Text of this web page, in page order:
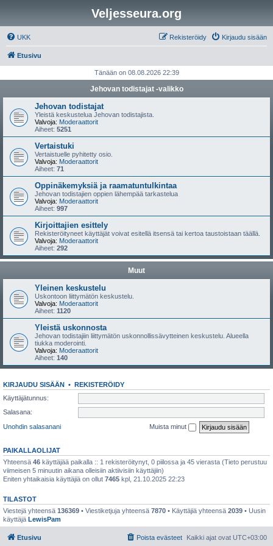
Veljesseura.org
UKK Kirjaudu sisään
Rekisteröidy
Etusivu
Tänään on 08.08.2026 22:39
Jehovan todistajat -valikko
Jehovan todistajat
Yleistä keskustelua Jehovan todistajista.
Valvoja: Moderaattorit
Aiheet: 5251
Vertaistuki
Vertaistuelle pyhitetty osio.
Valvoja: Moderaattorit
Aiheet: 71
Oppinäkemyksiä ja raamatuntulkintaa
Jehovan todistajien oppien lähempää tarkastelua
Valvoja: Moderaattorit
Aiheet: 997
Kirjoittajien esittely
Rekisteröityneet käyttäjät voivat esitellä itsensä tai kertoa taustoistaan täällä.
Valvoja: Moderaattorit
Aiheet: 292
Muut
Yleinen keskustelu
Uskontoon liittymätön keskustelu.
Valvoja: Moderaattorit
Aiheet: 1120
Yleistä uskonnosta
Jehovan todistajiin liittymätön uskonnollissävytteinen keskustelu. Alueella
tiukka moderointi.
Valvoja: Moderaattorit
Aiheet: 140
KIRJAUDU SISÄÄN • REKISTERÖIDY
Käyttäjätunnus:
Salasana:
Unohdin salasanani
Muista minut
PAIKALLAOLIJAT
Yhteensä 46 käyttäjää paikalla :: 1 rekisteröitynyt, 0 piilossa ja 45 vierasta (Tieto perustuu
viimeisen 5 minuutin aikana olleisiin aktiivisiin käyttäjiin)
Eniten yhtaikaisia käyttäjiä on ollut 7465 kpl, 21.10.2025 22:23
TILASTOT
Viestejä yhteensä 136369 • Viestiketjuja yhteensä 7870 • Käyttäjiä yhteensä 2039 • Uusin
käyttäjä LewisPam
Etusivu Kaikki ajat ovat UTC+03:00
Poista evästeet